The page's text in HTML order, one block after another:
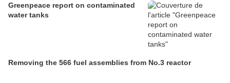
Greenpeace report on contaminated
water tanks
Removing the 566 fuel assemblies from No.3 reactor